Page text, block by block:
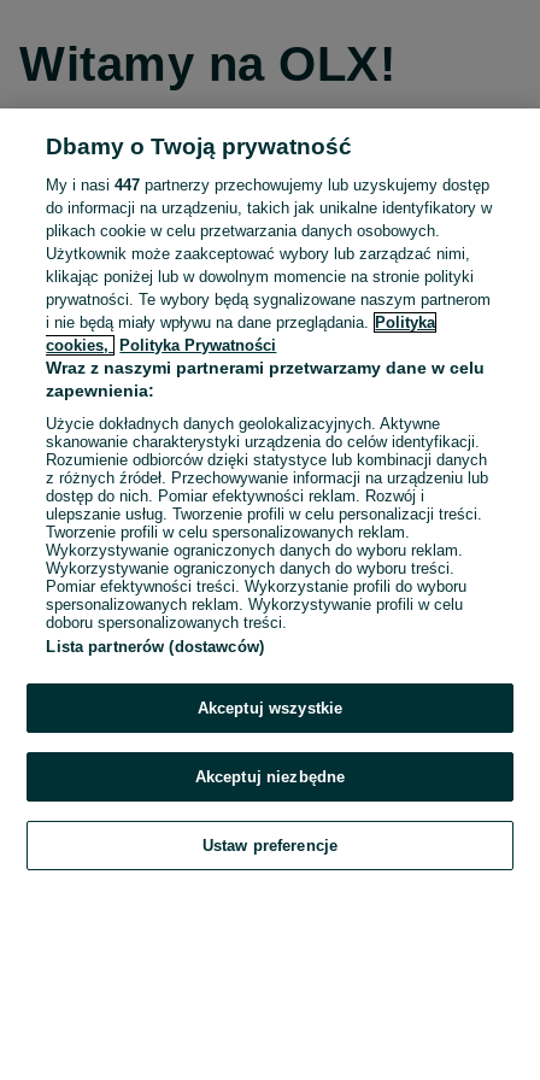
Witamy na OLX!
Kontynuuj przez Facebooka
Kontynuuj przez konto Apple
Kontynuuj przez konto Google
LUB
E-mail
Hasło
Zaloguj się
Kontynuując za pośrednictwem jednego z dostawców wskazanych powyżej,
OLX.pl w jego aktualnym brzmieniu.
Dbamy o Twoją prywatność
My i nasi447 partnerzy przechowujemy lub uzyskujemy dostęp
do informacji na urządzeniu, takich jak unikalne identyfikatory w
plikach cookie w celu przetwarzania danych osobowych.
Użytkownik może zaakceptować wybory lub zarządzać nimi,
klikając poniżej lub w dowolnym momencie na stronie polityki
prywatności. Te wybory będą sygnalizowane naszym partnerom
i nie będą miały wpływu na dane przeglądania.
Polityka
cookies,
Polityka Prywatności
Wraz z naszymi partnerami przetwarzamy dane w celu
zapewnienia:
Użycie dokładnych danych geolokalizacyjnych. Aktywne
skanowanie charakterystyki urządzenia do celów identyfikacji.
Rozumienie odbiorców dzięki statystyce lub kombinacji danych
z różnych źródeł. Przechowywanie informacji na urządzeniu lub
dostęp do nich. Pomiar efektywności reklam. Rozwój i
ulepszanie usług. Tworzenie profili w celu personalizacji treści.
Tworzenie profili w celu spersonalizowanych reklam.
Wykorzystywanie ograniczonych danych do wyboru reklam.
Wykorzystywanie ograniczonych danych do wyboru treści.
Pomiar efektywności treści. Wykorzystanie profili do wyboru
spersonalizowanych reklam. Wykorzystywanie profili w celu
doboru spersonalizowanych treści.
Lista partnerów (dostawców)
Akceptuj wszystkie
Akceptuj niezbędne
Ustaw preferencje